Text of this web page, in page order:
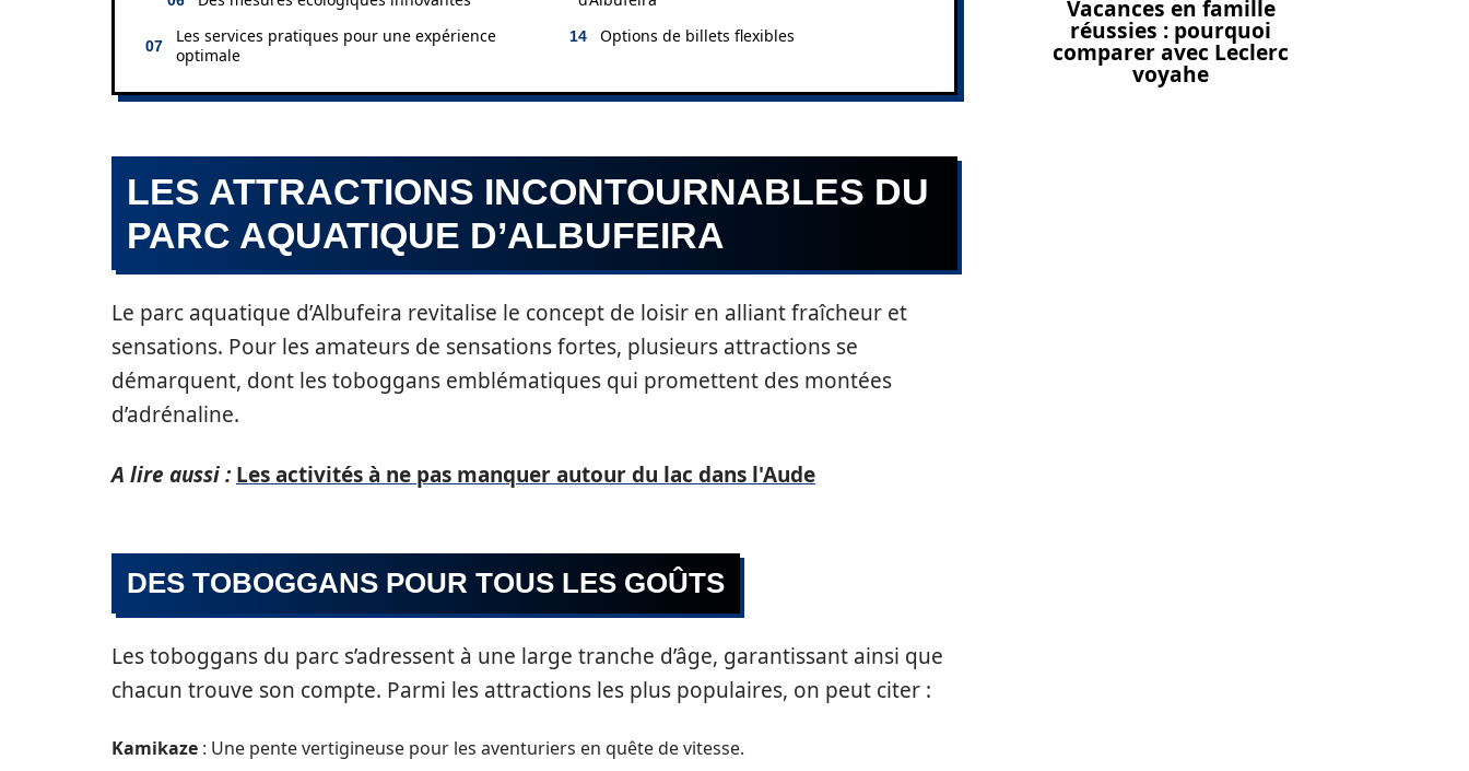
Les services pratiques pour une expérience
optimale
Options de billets flexibles
LES ATTRACTIONS INCONTOURNABLES DU
PARC AQUATIQUE D’ALBUFEIRA
Le parc aquatique d’Albufeira revitalise le concept de loisir en alliant fraîcheur et
sensations. Pour les amateurs de sensations fortes, plusieurs attractions se
démarquent, dont les toboggans emblématiques qui promettent des montées
d’adrénaline.
A lire aussi : Les activités à ne pas manquer autour du lac dans l'Aude
DES TOBOGGANS POUR TOUS LES GOÛTS
Les toboggans du parc s’adressent à une large tranche d’âge, garantissant ainsi que
chacun trouve son compte. Parmi les attractions les plus populaires, on peut citer :
Kamikaze : Une pente vertigineuse pour les aventuriers en quête de vitesse.
Vacances en famille
réussies : pourquoi
comparer avec Leclerc
voyahe